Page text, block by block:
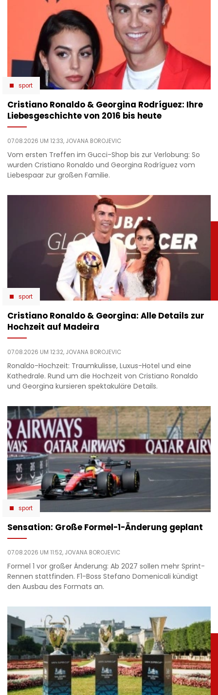
sport
Cristiano Ronaldo & Georgina Rodríguez: Ihre
Liebesgeschichte von 2016 bis heute
07.08.2026 UM 12:33, JOVANA BOROJEVIC
Vom ersten Treffen im Gucci-Shop bis zur Verlobung: So
wurden Cristiano Ronaldo und Georgina Rodríguez vom
Liebespaar zur großen Familie.
sport
Cristiano Ronaldo & Georgina: Alle Details zur
Hochzeit auf Madeira
07.08.2026 UM 12:32, JOVANA BOROJEVIC
Ronaldo-Hochzeit: Traumkulisse, Luxus-Hotel und eine
Kathedrale. Rund um die Hochzeit von Cristiano Ronaldo
und Georgina kursieren spektakuläre Details.
sport
Sensation: Große Formel-1-Änderung geplant
07.08.2026 UM 11:52, JOVANA BOROJEVIC
Formel 1 vor großer Änderung: Ab 2027 sollen mehr Sprint-
Rennen stattfinden. F1-Boss Stefano Domenicali kündigt
den Ausbau des Formats an.